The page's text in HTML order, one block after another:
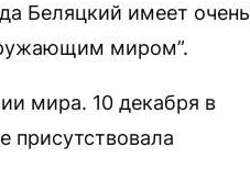
Беляцкий имеет очень
миром”.
мира. 10 декабря в
присутствовала